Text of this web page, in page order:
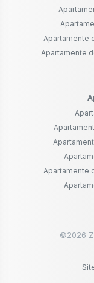
Apartamente
Apartamente
Apartamente
©2026